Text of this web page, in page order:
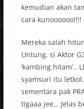
kemudian akan
cara kunoooooo!!!!
Mereka salah
Untung, si Aktor
‘kambing hitam’..
syamsuri itu
sementara pak
tigaaa jee… Jelas